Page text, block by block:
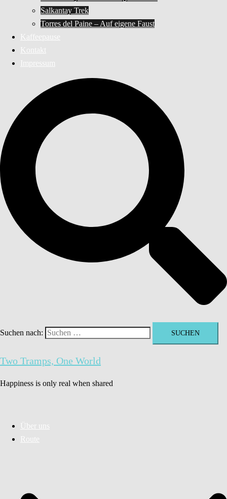
Salkantay Trek
Torres del Paine – Auf eigene Faust
Kaffeepause
Kontakt
Impressum
Suchen nach:
Two Tramps, One World
Happiness is only real when shared
Über uns
Route